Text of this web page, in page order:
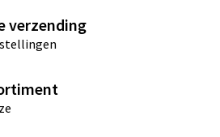
verzending